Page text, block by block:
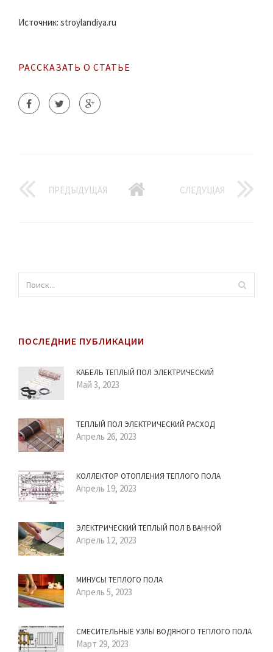
Источник: stroylandiya.ru
РАССКАЗАТЬ О СТАТЬЕ
ПРЕДЫДУЩАЯ СЛЕДУЩАЯ
ПОСЛЕДНИЕ ПУБЛИКАЦИИ
КАБЕЛЬ ТЕПЛЫЙ ПОЛ ЭЛЕКТРИЧЕСКИЙ
Май 3, 2023
ТЕПЛЫЙ ПОЛ ЭЛЕКТРИЧЕСКИЙ РАСХОД
Апрель 26, 2023
КОЛЛЕКТОР ОТОПЛЕНИЯ ТЕПЛОГО ПОЛА
Апрель 19, 2023
ЭЛЕКТРИЧЕСКИЙ ТЕПЛЫЙ ПОЛ В ВАННОЙ
Апрель 12, 2023
МИНУСЫ ТЕПЛОГО ПОЛА
Апрель 5, 2023
СМЕСИТЕЛЬНЫЕ УЗЛЫ ВОДЯНОГО ТЕПЛОГО ПОЛА
Март 29, 2023